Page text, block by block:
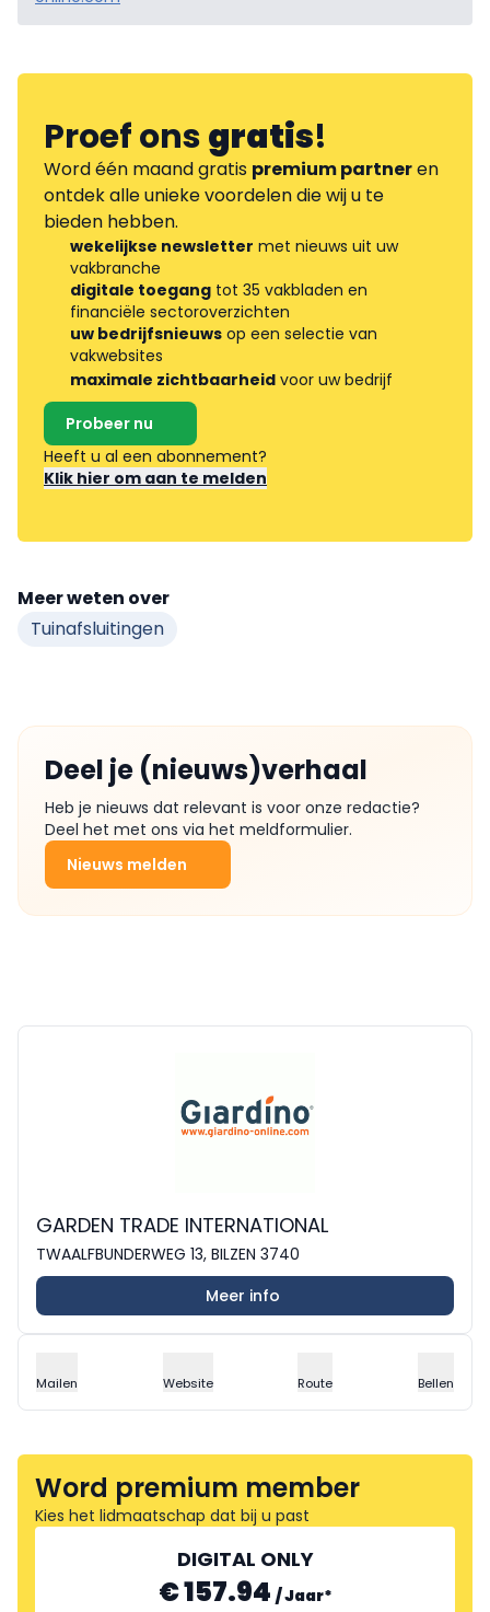
Proef onsgratis!
Word één maand gratis premium partneren
ontdek alle unieke voordelen die wij u te
bieden hebben.
wekelijkse newsletter met nieuws uit uw
vakbranche
digitale toegang tot 35 vakbladen en
financiële sectoroverzichten
uw bedrijfsnieuws op een selectie van
vakwebsites
maximale zichtbaarheid voor uw bedrijf
Probeer nu
Heeft u al een abonnement?
Klik hier om aan te melden
Meer weten over
Tuinafsluitingen
Deel je (nieuws)verhaal
Heb je nieuws dat relevant is voor onze redactie?
Deel het met ons via het meldformulier.
Nieuws melden
GARDEN TRADE INTERNATIONAL
TWAALFBUNDERWEG 13, BILZEN 3740
Meer info
Mailen Website Route Bellen
Word premium member
Kies het lidmaatschap dat bij u past
DIGITAL ONLY
€ 157.94 /Jaar*